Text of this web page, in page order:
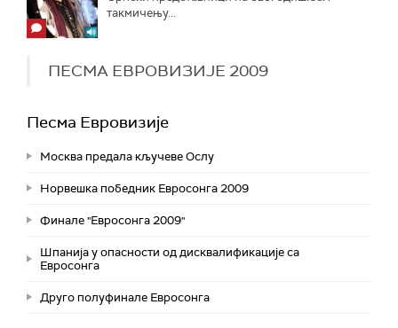
такмичењу...
ПЕСМА ЕВРОВИЗИЈЕ 2009
Песма Евровизије
Москва предала кључеве Ослу
Норвешка победник Евросонга 2009
Финале "Евросонга 2009"
Шпанија у опасности од дисквалификације са
Евросонга
Друго полуфинале Евросонга